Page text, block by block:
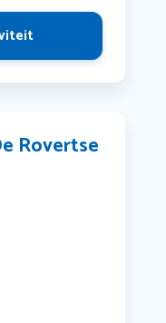
Rovertse